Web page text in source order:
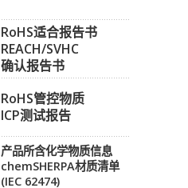
RoHS适合报告书
REACH/SVHC
确认报告书
RoHS管控物质
ICP测试报告
产品所含化学物质信息
chemSHERPA材质清单
(IEC 62474)